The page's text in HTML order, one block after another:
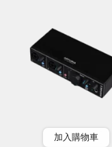
加入購物車